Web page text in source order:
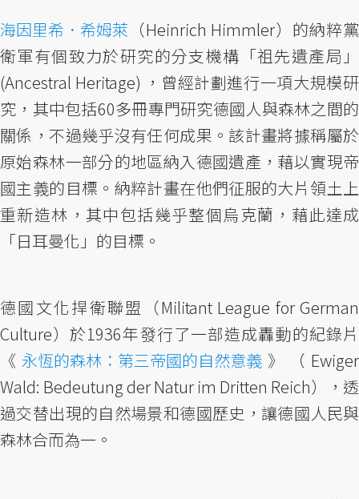
海因里希．希姆萊 （Heinrich Himmler）的納粹黨
衛軍有個致力於研究的分支機構「祖先遺產局」
(Ancestral Heritage) ，曾經計劃進行一項大規模研
究，其中包括60多冊專門研究德國人與森林之間的
關係，不過幾乎沒有任何成果。該計畫將據稱屬於
原始森林一部分的地區納入德國遺產，藉以實現帝
國主義的目標。納粹計畫在他們征服的大片領土上
重新造林，其中包括幾乎整個烏克蘭，藉此達成
「日耳曼化」的目標。
德國文化捍衛聯盟（Militant League for German
Culture）於1936年發行了一部造成轟動的紀錄片
《 永恆的森林：第三帝國的自然意義 》（Ewiger
Wald: Bedeutung der Natur im Dritten Reich），透
過交替出現的自然場景和德國歷史，讓德國人民與
森林合而為一。